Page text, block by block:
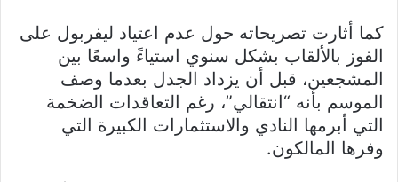
كما أثارت تصريحاته حول عدم اعتياد ليفربول على
الفوز بالألقاب بشكل سنوي استياءً واسعًا بين
المشجعين، قبل أن يزداد الجدل بعدما وصف
الموسم بأنه “انتقالي”، رغم التعاقدات الضخمة
التي أبرمها النادي والاستثمارات الكبيرة التي
وفرها المالكون.